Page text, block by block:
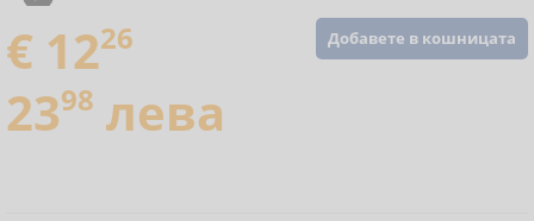
Добавете в кошницата
€ 1226
2398 лева